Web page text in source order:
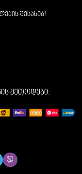
შესახებ!
მეთოდები: